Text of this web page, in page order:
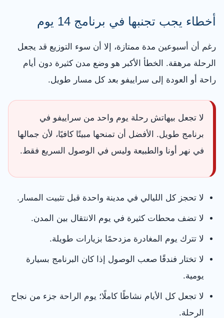
أخطاء يجب تجنبها في برنامج 14 يوم
رغم أن أسبوعين مدة ممتازة، إلا أن سوء التوزيع قد يجعل
الرحلة مرهقة. الخطأ الأكبر هو وضع مدن كثيرة دون أيام
راحة أو العودة إلى سراييفو بعد كل مسار طويل.
لا تجعل بيهاتش رحلة يوم واحد من سراييفو في
برنامج طويل. الأفضل أن تمنحها مبيتًا كافيًا، لأن جمالها
في نهر أونا والطبيعة وليس في الوصول السريع فقط.
لا تحجز كل الليالي في مدينة واحدة قبل تثبيت المسار.
لا تضف محطات كثيرة في يوم الانتقال بين المدن.
لا تترك يوم المغادرة مزدحمًا بزيارات طويلة.
لا تختار فندقًا صعب الوصول إذا كان البرنامج بسيارة
يومية.
لا تجعل كل الأيام نشاطًا كاملًا؛ يوم الراحة جزء من نجاح
الرحلة.